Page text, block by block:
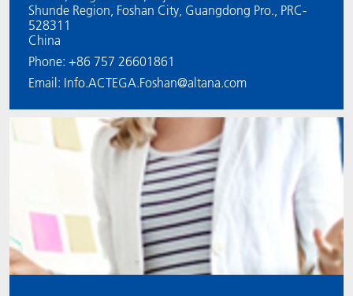
Shunde Region, Foshan City, Guangdong Pro., PRC-
528311
China
Phone: +86 757 26601861
Email: Info.ACTEGA.Foshan@altana.com